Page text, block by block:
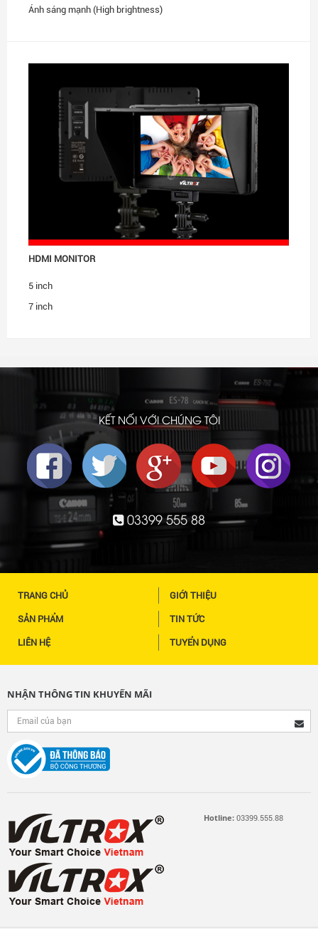
Ánh sáng mạnh (High brightness)
HDMI MONITOR
5 inch
7 inch
KẾT NỐI VỚI CHÚNG TÔI
03399 555 88
TRANG CHỦ GIỚI THIỆU
SẢN PHẨM TIN TỨC
LIÊN HỆ TUYỂN DỤNG
NHẬN THÔNG TIN KHUYẾN MÃI
Hotline: 03399.555.88